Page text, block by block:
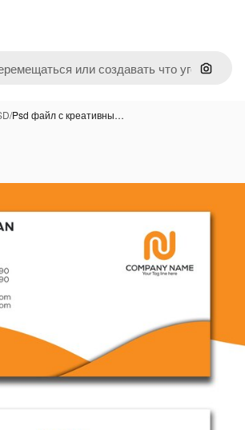
Поиск
/Psd файл с креативны…